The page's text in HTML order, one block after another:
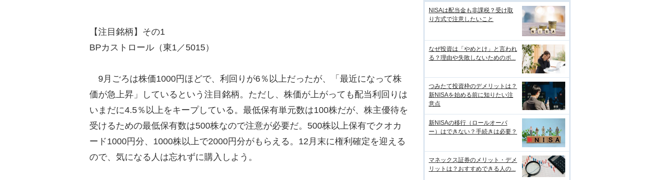
【注目銘柄】その1
BPカストロール（東1／5015）
9月ごろは株価1000円ほどで、利回りが6％以上だったが、「最近になって株
価が急上昇」しているという注目銘柄。ただし、株価が上がっても配当利回りは
いまだに4.5％以上をキープしている。最低保有単元数は100株だが、株主優待を
受けるための最低保有数は500株なので注意が必要だ。500株以上保有でクオカ
ード1000円分、1000株以上で2000円分がもらえる。12月末に権利確定を迎える
ので、気になる人は忘れずに購入しよう。
NISAは配当金も非課税？受け取
り方式で注意したいこと
なぜ投資は「やめとけ」と言われ
る？理由や失敗しないためのポ...
つみたて投資枠のデメリットは？
新NISAを始める前に知りたい注
意点
新NISAの移行（ロールオーバ
ー）はできない？手続きは必要？
マネックス証券のメリット・デメ
リットは？おすすめできる人の...